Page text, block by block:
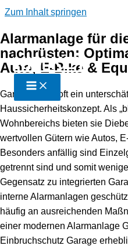
Zum Inhalt springen
KIM KEY
Alarmanlage für
nachrüsten:
Auto, E-Bike &
Garagen sind oft ein
Haussicherheitskonzept. Als
Wohnbereichs bieten sie
wertvollen Gütern wie Autos,
Besonders anfällig sind
getrennt sind und somit
Gegensatz zu integrierten
interne Alarmanlagen
häufig an ausreichenden
einer modernen Alarmanlage
Einbruchschutz Garage